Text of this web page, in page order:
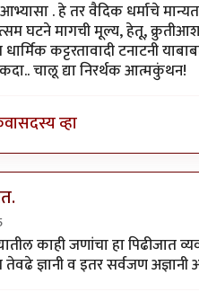
. हे तर वैदिक धर्माचे
घटने मागची मूल्य, हेतू,
कट्टरतावादी टनाटनी
चालू द्या निरर्थक आत्मकुंथन!
सदस्य व्हा
समजूनbyअत्रुप्त आत्मा
काही जणांचा हा पिढीजात
तेवढे ज्ञानी व इतर सर्वजण